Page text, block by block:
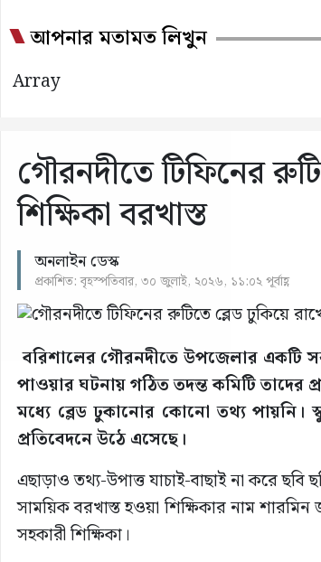
আপনার মতামত লিখুন
Array
গৌরনদীতে টিফিনের
শিক্ষিকা বরখাস্ত
অনলাইন ডেস্ক
প্রকাশিত: বৃহস্পতিবার, ৩০ জুলাই, ২০২৬, ১১:০২ পূর্বাহ্ণ
বরিশালের গৌরনদীতে উপজেলার একটি
পাওয়ার ঘটনায় গঠিত তদন্ত কমিটি তাদের
মধ্যে ব্লেড ঢুকানোর কোনো তথ্য পায়নি।
প্রতিবেদনে উঠে এসেছে।
এছাড়াও তথ্য-উপাত্ত যাচাই-বাছাই না করে
সাময়িক বরখাস্ত হওয়া শিক্ষিকার নাম
সহকারী শিক্ষিকা।